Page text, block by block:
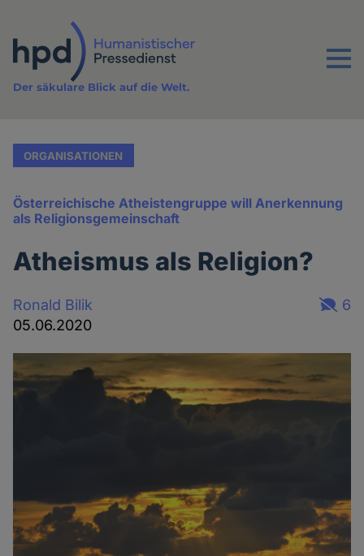
Inhalt
Menu
Der säkulare Blick auf die Welt.
ORGANISATIONEN
Österreichische Atheistengruppe will Anerkennung
als Religionsgemeinschaft
Atheismus als Religion?
Ronald Bilik
05.06.2020
6